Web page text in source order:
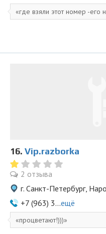
где взяли этот номер -его
16. Vip.razborka
2 отзыва
г. Санкт-Петербург,
+7 (963) 3...ещё
процветают!)))